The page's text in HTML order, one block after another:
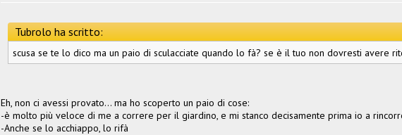
Tubrolo ha scritto:
scusa se te lo dico ma un paio di sculacciate quando lo fà? se è il tuo non dovresti avere
Eh, non ci avessi provato... ma ho scoperto un paio di cose:
-è molto più veloce di me a correre per il giardino, e mi stanco decisamente prima io a
-Anche se lo acchiappo, lo rifà